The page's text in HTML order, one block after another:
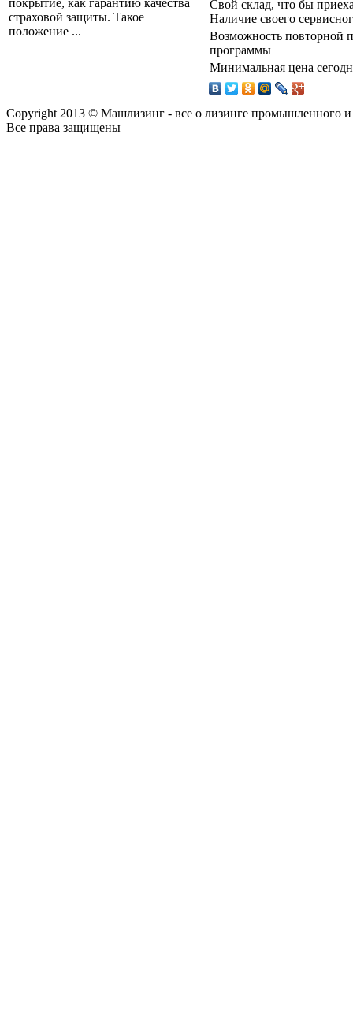
страховой защиты. Такое
положение ...
Свой склад, что бы
Наличие своего
Возможность повторной
программы
Минимальная цена
Copyright 2013 © Машлизинг - все о лизинге промышленного и
Все права защищены